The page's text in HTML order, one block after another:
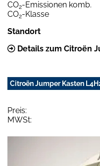
CO2-Emissionen komb.
CO2-Klasse
Standort
Details zum Citroën
Citroën Jumper Kasten
Preis:
MWSt: